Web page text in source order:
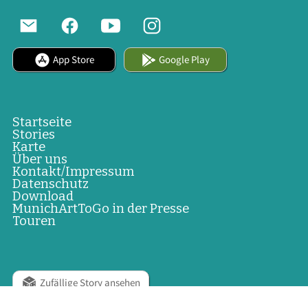
App Store Google Play
Startseite
Stories
Karte
Über uns
Kontakt/Impressum
Datenschutz
Download
MunichArtToGo in der Presse
Touren
Zufällige Story ansehen